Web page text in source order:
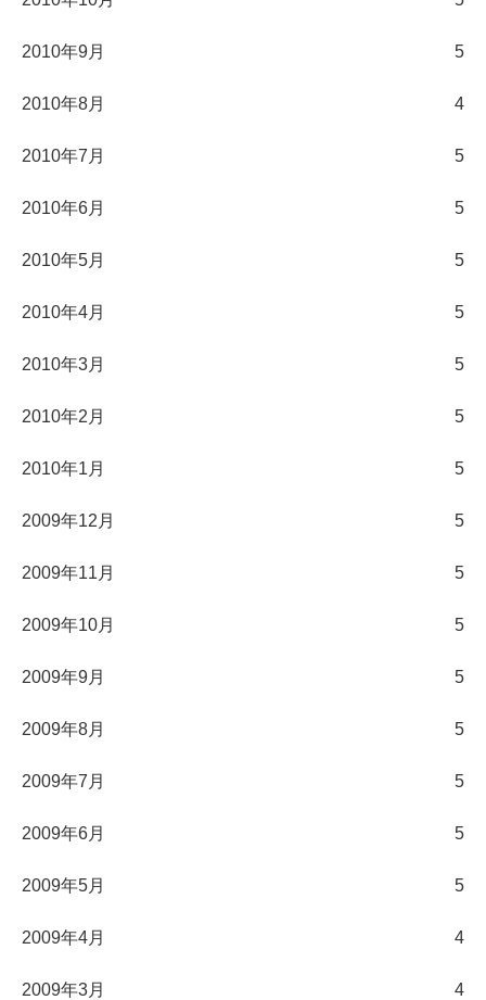
2010年9月 5
2010年8月 4
2010年7月 5
2010年6月 5
2010年5月 5
2010年4月 5
2010年3月 5
2010年2月 5
2010年1月 5
2009年12月 5
2009年11月 5
2009年10月 5
2009年9月 5
2009年8月 5
2009年7月 5
2009年6月 5
2009年5月 5
2009年4月 4
2009年3月 4